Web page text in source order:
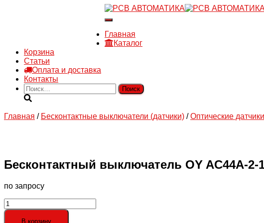
sales@rsvautomatic.ru
Войти
Переключить
навигацию
Главная
Каталог
Корзина
Статьи
Оплата и доставка
Контакты
Найти:
Главная / Бесконтактные выключатели (датчики) /Оптические датчики
Бесконтактный выключатель OY AC44A-2-
по запросу
Количество
товара
Бесконтактный
В корзину